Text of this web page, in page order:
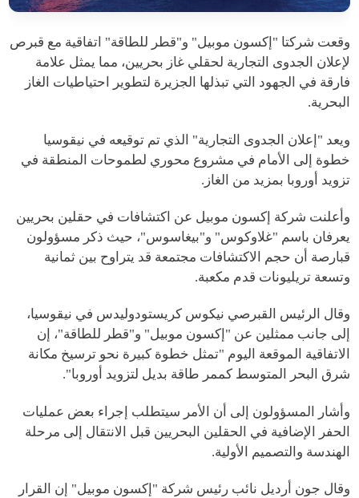
وقعت شركتا "إكسون موبيل" و"قطر للطاقة" اتفاقية مع قبرص
لإعلان الجدوى التجارية لحقلي غاز بحريين، مما يمثل علامة
فارقة في الجهود التي تبذلها الجزيرة لتطوير احتياطيات الغاز
البحرية.
ويعد "إعلان الجدوى التجارية" الذي تم توقيعه في نيقوسيا
خطوة إلى الأمام في مشروع محوري لطموحات المنطقة في
تزويد أوروبا بمزيد من الغاز.
وأعلنت شركة إكسون موبيل عن اكتشافات في حقلين بحريين
يعرفان باسم "غلاوكوس" و"بيغاسوس"، حيث ذكر مسؤولون
قبارصة أن حجم الاكتشافات مجتمعة قد يتراوح بين ثمانية
وتسعة تريليونات قدم مكعبة.
وقال الرئيس القبرصي نيكوس كريستودوليدس في نيقوسيا،
إلى جانب ممثلين عن "إكسون موبيل" و"قطر للطاقة"، إن
الاتفاقية الموقعة اليوم "تمثل خطوة كبيرة نحو ترسيخ مكانة
شرق البحر المتوسط كممر طاقة بديل لتزويد أوروبا".
وأشار المسؤولون إلى أن الأمر سيتطلب إجراء بعض عمليات
الحفر الإضافية في الحقلين البحريين قبل الانتقال إلى مرحلة
الهندسة والتصميم الأولية.
وقال جون أرديل نائب رئيس شركة "إكسون موبيل" إن القرار